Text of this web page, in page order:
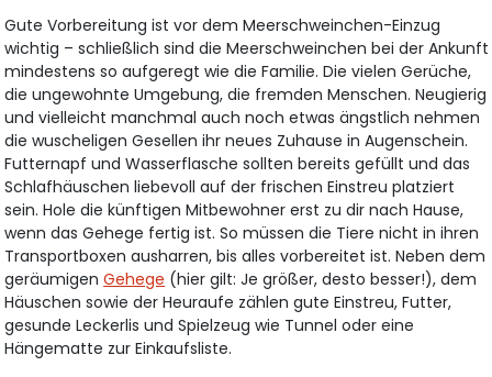
Gute Vorbereitung ist vor dem Meerschweinchen-Einzug
wichtig – schließlich sind die Meerschweinchen bei der Ankunft
mindestens so aufgeregt wie die Familie. Die vielen Gerüche,
die ungewohnte Umgebung, die fremden Menschen. Neugierig
und vielleicht manchmal auch noch etwas ängstlich nehmen
die wuscheligen Gesellen ihr neues Zuhause in Augenschein.
Futternapf und Wasserflasche sollten bereits gefüllt und das
Schlafhäuschen liebevoll auf der frischen Einstreu platziert
sein. Hole die künftigen Mitbewohner erst zu dir nach Hause,
wenn das Gehege fertig ist. So müssen die Tiere nicht in ihren
Transportboxen ausharren, bis alles vorbereitet ist. Neben dem
geräumigenGehege (hier gilt: Je größer, desto besser!), dem
Häuschen sowie der Heuraufe zählen gute Einstreu, Futter,
gesunde Leckerlis und Spielzeug wie Tunnel oder eine
Hängematte zur Einkaufsliste.